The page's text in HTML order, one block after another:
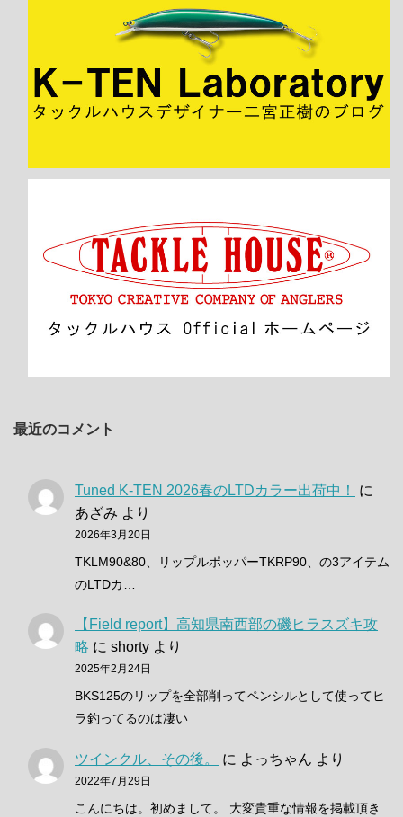
最近のコメント
Tuned K-TEN 2026春のLTDカラー出荷中！
に
あざみ より
2026年3月20日
TKLM90&80、リップルポッパーTKRP90、の3アイテム
のLTDカ…
【Field report】高知県南西部の磯ヒラスズキ攻
略 に shorty より
2025年2月24日
BKS125のリップを全部削ってペンシルとして使ってヒ
ラ釣ってるのは凄い
ツインクル、その後。 に よっちゃん より
2022年7月29日
こんにちは。初めまして。 大変貴重な情報を掲載頂き